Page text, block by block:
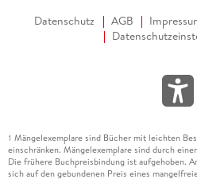
Datenschutz AGB
1 Mängelexemplare sind Bücher mit leichten
einschränken. Mängelexemplare sind durch
Die frühere Buchpreisbindung ist aufgehoben.
sich auf den gebundenen Preis eines